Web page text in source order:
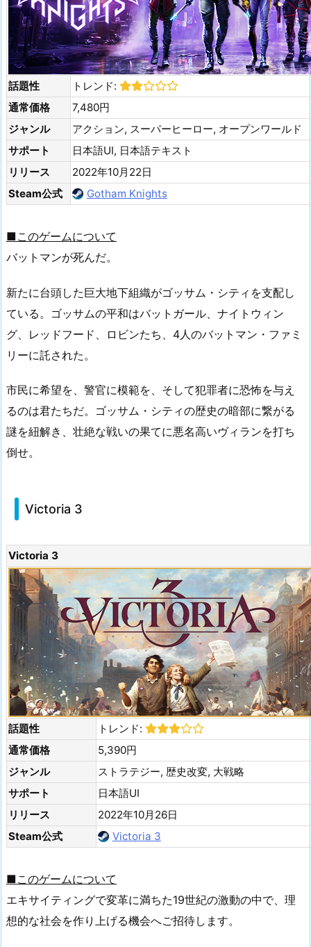
話題性
トレンド:
通常価格
7,480円
ジャンル
アクション, スーパーヒーロー, オープンワールド
サポート
日本語UI, 日本語テキスト
リリース
2022年10月22日
Steam公式
Gotham Knights
■このゲームについて
バットマンが死んだ。
新たに台頭した巨大地下組織がゴッサム・シティを支配し
ている。ゴッサムの平和はバットガール、ナイトウィン
グ、レッドフード、ロビンたち、4人のバットマン・ファミ
リーに託された。
市民に希望を、警官に模範を、そして犯罪者に恐怖を与え
るのは君たちだ。ゴッサム・シティの歴史の暗部に繋がる
謎を紐解き、壮絶な戦いの果てに悪名高いヴィランを打ち
倒せ。
Victoria 3
Victoria 3
話題性
トレンド:
通常価格
5,390円
ジャンル
ストラテジー, 歴史改変, 大戦略
サポート
日本語UI
リリース
2022年10月26日
Steam公式
Victoria 3
■このゲームについて
エキサイティングで変革に満ちた19世紀の激動の中で、理
想的な社会を作り上げる機会へご招待します。